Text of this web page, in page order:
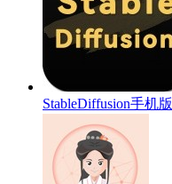
StableDiffusion手机版